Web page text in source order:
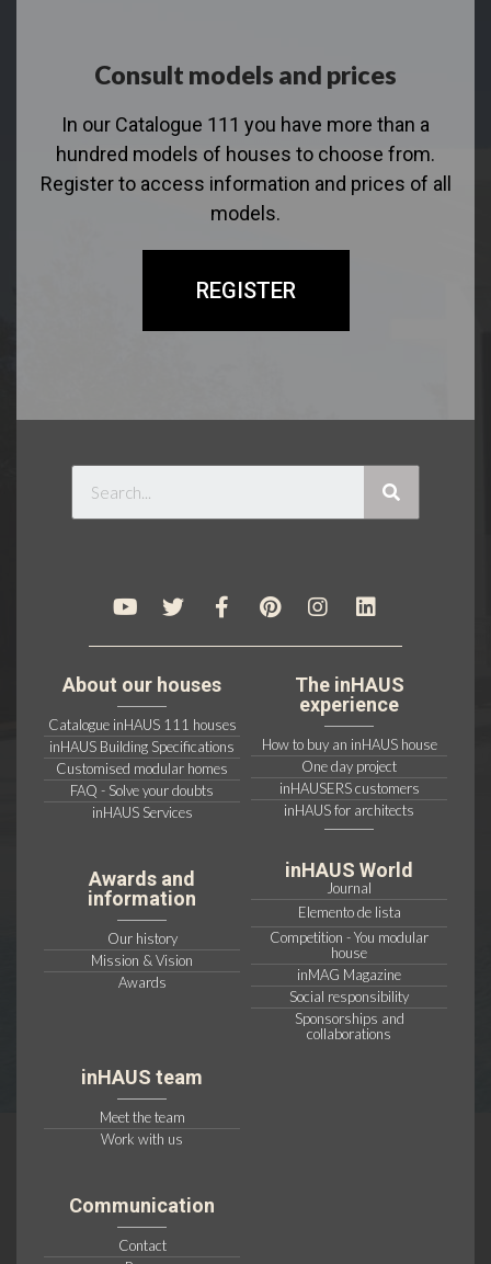
Consult models and prices
In our Catalogue 111 you have more than a
hundred models of houses to choose from.
Register to access information and prices of all
models.
REGISTER
About our houses
Catalogue inHAUS 111 houses
inHAUS Building Specifications
Customised modular homes
FAQ - Solve your doubts
inHAUS Services
Awards and
information
Our history
Mission & Vision
Awards
The inHAUS
experience
How to buy an inHAUS house
One day project
inHAUSERS customers
inHAUS for architects
inHAUS World
Journal
Elemento de lista
Competition - You modular
house
inMAG Magazine
Social responsibility
Sponsorships and
collaborations
inHAUS team
Meet the team
Work with us
Communication
Contact